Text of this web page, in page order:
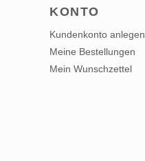
KONTO
Kundenkonto anlegen
Meine Bestellungen
Mein Wunschzettel